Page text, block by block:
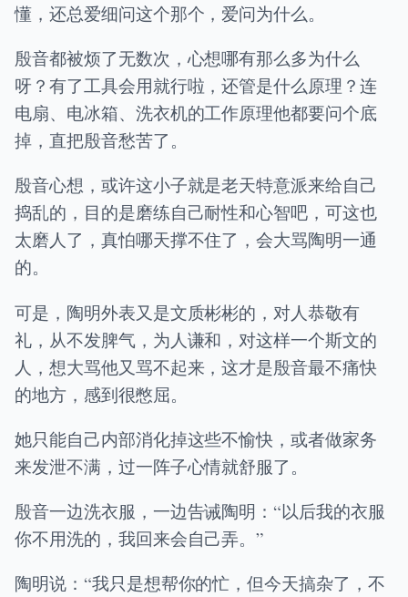
懂，还总爱细问这个那个，爱问为什么。
殷音都被烦了无数次，心想哪有那么多为什么
呀？有了工具会用就行啦，还管是什么原理？连
电扇、电冰箱、洗衣机的工作原理他都要问个底
掉，直把殷音愁苦了。
殷音心想，或许这小子就是老天特意派来给自己
捣乱的，目的是磨练自己耐性和心智吧，可这也
太磨人了，真怕哪天撑不住了，会大骂陶明一通
的。
可是，陶明外表又是文质彬彬的，对人恭敬有
礼，从不发脾气，为人谦和，对这样一个斯文的
人，想大骂他又骂不起来，这才是殷音最不痛快
的地方，感到很憋屈。
她只能自己内部消化掉这些不愉快，或者做家务
来发泄不满，过一阵子心情就舒服了。
殷音一边洗衣服，一边告诫陶明：“以后我的衣服
你不用洗的，我回来会自己弄。”
陶明说：“我只是想帮你的忙，但今天搞杂了，不